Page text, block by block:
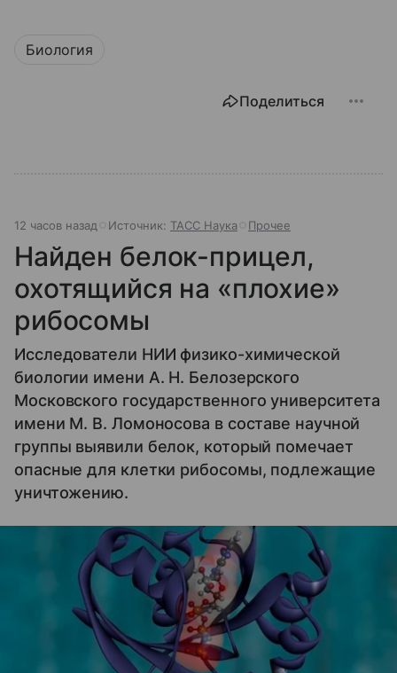
Биология
Поделиться
12 часов назад Источник: ТАСС Наука Прочее
Найден белок-прицел,
охотящийся на «плохие»
рибосомы
Исследователи НИИ физико-химической
биологии имени А. Н. Белозерского
Московского государственного университета
имени М. В. Ломоносова в составе научной
группы выявили белок, который помечает
опасные для клетки рибосомы, подлежащие
уничтожению.